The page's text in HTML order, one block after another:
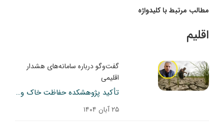
مطالب مرتبط با کلیدواژه
اقلیم
گفت‌وگو درباره سامانه‌های هشدار
اقلیمی
تأکید پژوهشکده حفاظت خاک و آبخیزداری بر توسعه سامانه‌های هشدار دقیق اقلیمی
۲۵ آبان ۱۴۰۴